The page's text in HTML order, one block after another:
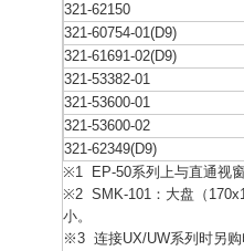
321-62150
321-60754-01(D9)
321-61691-02(D9)
321-53382-01
321-53600-01
321-53600-02
321-62349(D9)
※1 EP-50系列上与直通视
※2 SMK-101：大盘（
小。
※3 连接UX/UW系列时另